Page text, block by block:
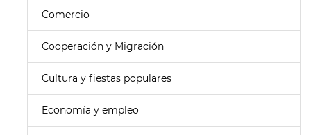
Comercio
Cooperación y Migración
Cultura y fiestas populares
Economía y empleo